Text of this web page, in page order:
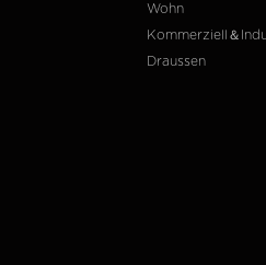
Wohn
Kommerziell＆
Draussen